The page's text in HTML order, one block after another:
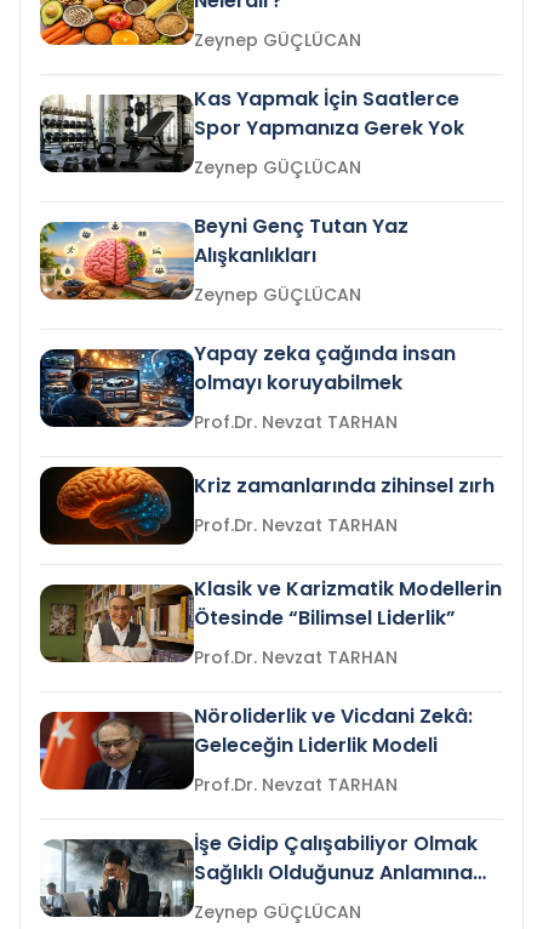
Zeynep GÜÇLÜCAN
Kas Yapmak İçin Saatlerce
Spor Yapmanıza Gerek Yok
Zeynep GÜÇLÜCAN
Beyni Genç Tutan Yaz
Alışkanlıkları
Zeynep GÜÇLÜCAN
Yapay zeka çağında insan
olmayı koruyabilmek
Prof.Dr. Nevzat TARHAN
Kriz zamanlarında zihinsel zırh
Prof.Dr. Nevzat TARHAN
Klasik ve Karizmatik Modellerin
Ötesinde “Bilimsel Liderlik”
Prof.Dr. Nevzat TARHAN
Nöroliderlik ve Vicdani Zekâ:
Geleceğin Liderlik Modeli
Prof.Dr. Nevzat TARHAN
İşe Gidip Çalışabiliyor Olmak
Sağlıklı Olduğunuz Anlamına
Gelir mi?Zeynep GÜÇLÜCAN